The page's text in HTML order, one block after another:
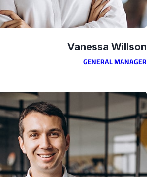
Vanessa Willson
GENERAL MANAGER